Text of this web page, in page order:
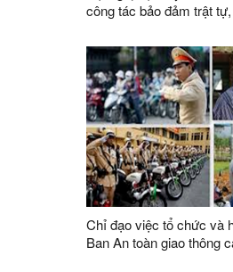
công tác bảo đảm trật
quý III và các tháng cuối
Chỉ đạo việc tổ chức và
Ban An toàn giao thông